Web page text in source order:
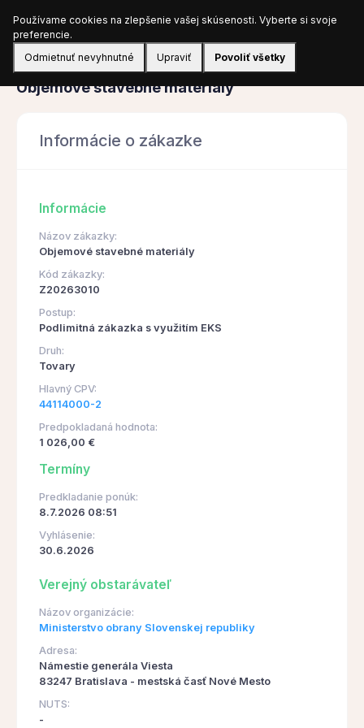
Prihlásiť sa
Obstarávanie
Objemové stavebné materiály
Informácie o zákazke
Informácie
Názov zákazky:
Objemové stavebné materiály
Kód zákazky:
Z20263010
Postup:
Podlimitná zákazka s využitím EKS
Druh:
Tovary
Hlavný CPV:
44114000-2
Predpokladaná hodnota:
1 026,00 €
Termíny
Predkladanie ponúk:
8.7.2026 08:51
Vyhlásenie:
30.6.2026
Verejný obstarávateľ
Názov organizácie:
Ministerstvo obrany Slovenskej republiky
Adresa:
Námestie generála Viesta
83247 Bratislava - mestská časť Nové Mesto
NUTS:
-
Používame cookies na zlepšenie vašej skúsenosti. Vyberte si svoje
preferencie.
Odmietnuť nevyhnutné
Upraviť Povoliť všetky